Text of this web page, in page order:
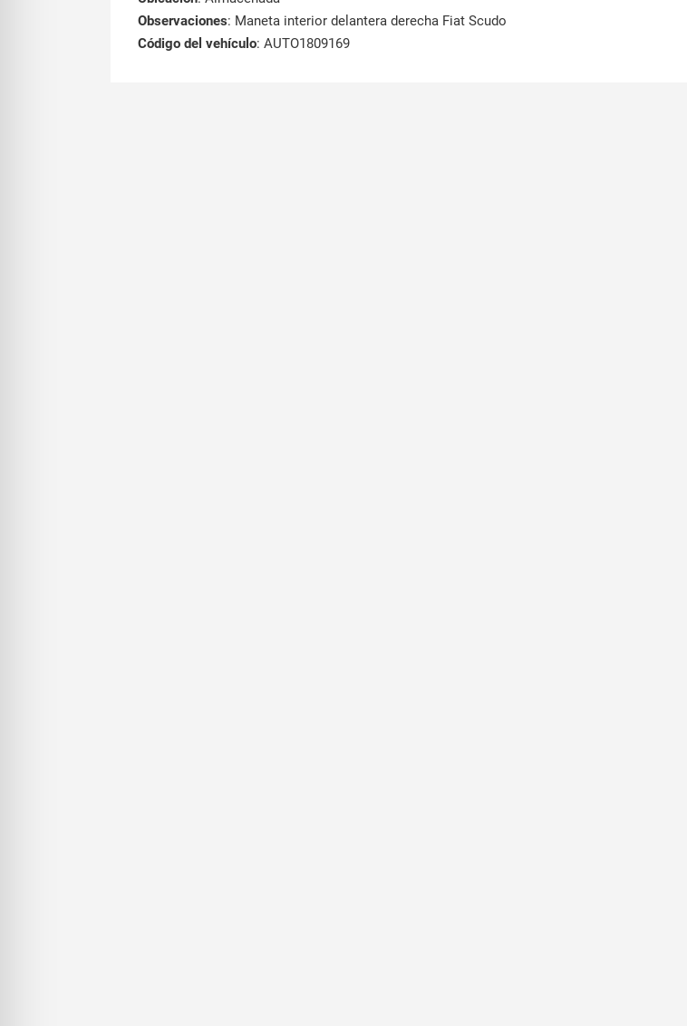
Observaciones: Maneta interior delantera derecha Fiat Scudo
Código del vehículo: AUTO1809169